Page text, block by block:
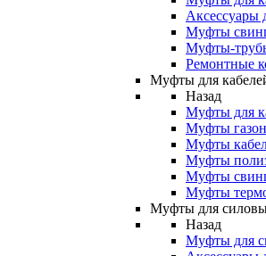
Аксессуары
Муфты
Муфты-
Ремонтные
Муфты для
Назад
Муфты для
Муфты
Муфты
Муфты
Муфты
Муфты
Муфты для
Назад
Муфты для